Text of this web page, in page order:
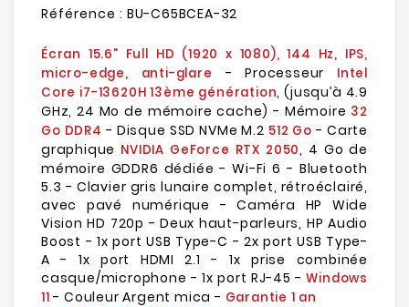
Référence : BU-C65BCEA-32
Écran 15.6" Full HD (1920 x 1080), 144 Hz, IPS,
micro-edge, anti-glare
- Processeur Intel
Core i7-13620H 13ème génération, (jusqu’à 4.9
GHz, 24 Mo de mémoire cache) - Mémoire 32
Go DDR4 - Disque SSD NVMe M.2 512 Go - Carte
graphique NVIDIA GeForce RTX 2050, 4 Go de
mémoire GDDR6 dédiée - Wi-Fi 6 - Bluetooth
5.3 - Clavier gris lunaire complet, rétroéclairé,
avec pavé numérique - Caméra HP Wide
Vision HD 720p - Deux haut-parleurs, HP Audio
Boost - 1x port USB Type-C - 2x port USB Type-
A - 1x port HDMI 2.1 - 1x prise combinée
casque/microphone - 1x port RJ-45 -Windows
11 - Couleur Argent mica - Garantie 1 an